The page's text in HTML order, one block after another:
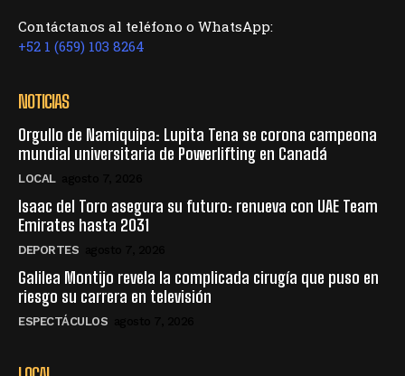
Contáctanos al teléfono o WhatsApp:
+52 1 (659) 103 8264
NOTICIAS
Orgullo de Namiquipa: Lupita Tena se corona campeona
mundial universitaria de Powerlifting en Canadá
LOCAL
Isaac del Toro asegura su futuro: renueva con UAE Team
Emirates hasta 2031
DEPORTES
Galilea Montijo revela la complicada cirugía que puso en
riesgo su carrera en televisión
ESPECTÁCULOS